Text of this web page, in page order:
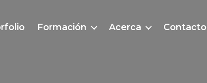
Formación Acerca Contacto